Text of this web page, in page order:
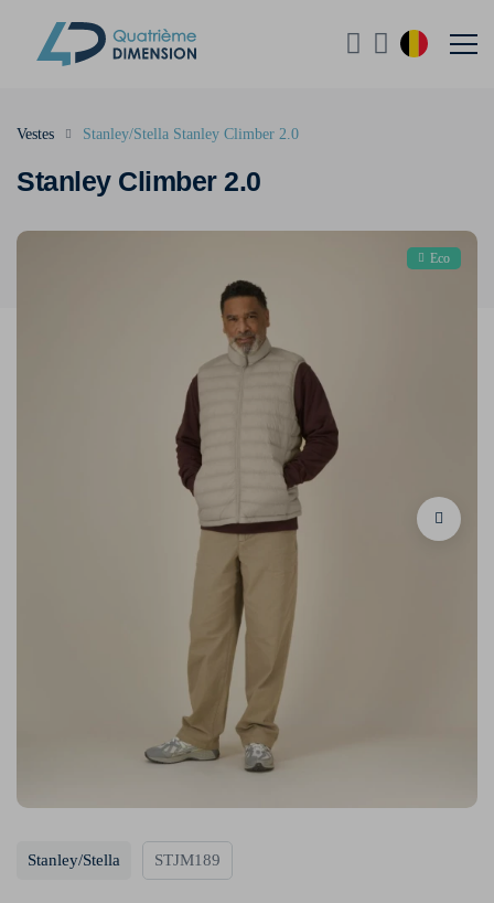
Stanley Climber 2.0
Vestes Stanley/Stella Stanley Climber 2.0
Eco
Stanley/Stella STJM189